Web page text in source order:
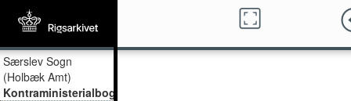
Særslev Sogn
(Holbæk Amt)
Kontraministerialbog